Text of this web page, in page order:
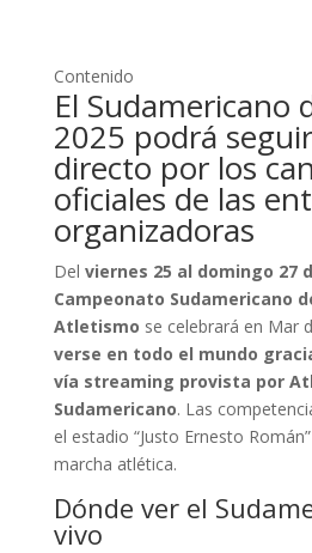
Contenido
El Sudamericano
2025 podrá
directo por los
oficiales de las
organizadoras
Del viernes 25 al domingo 27
Campeonato Sudamericano
Atletismo se celebrará en Mar
verse en todo el mundo
vía streaming provista por
Sudamericano. Las
el estadio “Justo Ernesto
marcha atlética.
Dónde ver el
vivo